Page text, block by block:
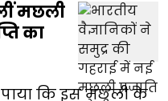
मछली
का
पाया कि इस मछली के